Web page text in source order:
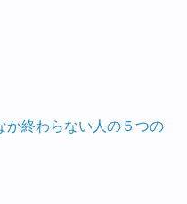
か終わらない人の５つの